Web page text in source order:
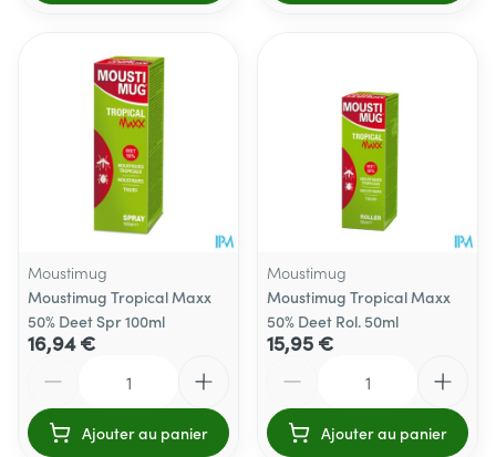
Moustimug
Moustimug Tropical Maxx
50% Deet Spr 100ml
16,94 €
Ajouter au panier
Moustimug
Moustimug Tropical Maxx
50% Deet Rol. 50ml
15,95 €
Ajouter au panier